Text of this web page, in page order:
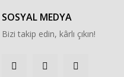
SOSYAL MEDYA
Bizi takip edin, kârlı çıkın!